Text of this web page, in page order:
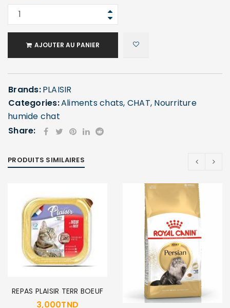
ou e-mail*
de passe*
AJOUTER AU PANIER
Brands:PLAISIR
Categories:Aliments chats, CHAT, Nourriture
humide chat
Share:
PRODUITS SIMILAIRES
REPAS PLAISIR TERR BOEUF
3,000TND